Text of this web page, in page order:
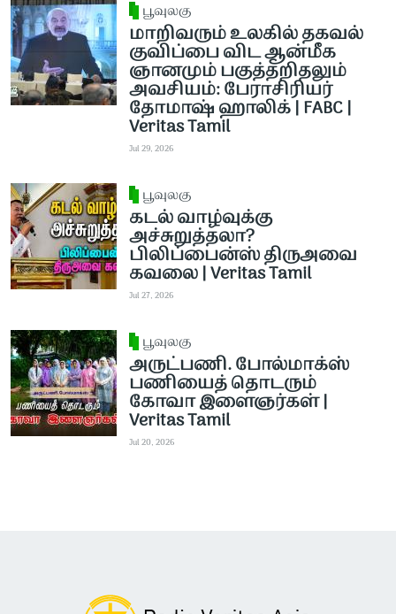
பூவுலகு
மாறிவரும் உலகில் தகவல்
குவிப்பை விட ஆன்மீக
ஞானமும் பகுத்தறிதலும்
அவசியம்: பேராசிரியர்
தோமாஷ் ஹாலிக் | FABC |
Veritas Tamil
Jul 29, 2026
பூவுலகு
கடல் வாழ்வுக்கு
அச்சுறுத்தலா?
பிலிப்பைன்ஸ் திருஅவை
கவலை | Veritas Tamil
Jul 27, 2026
பூவுலகு
அருட்பணி. போல்மாக்ஸ்
பணியைத் தொடரும்
கோவா இளைஞர்கள் |
Veritas Tamil
Jul 20, 2026